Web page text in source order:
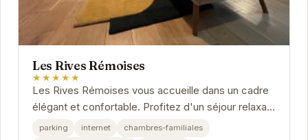
Les Rives Rémoises
★★★★★
Les Rives Rémoises vous accueille dans un cadre
élégant et confortable. Profitez d'un séjour relaxant
à proximité des célèbres caves de...
parking internet
chambres-familiales